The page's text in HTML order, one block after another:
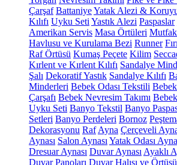
Çarşaf BattaniyeYatak Alezi &
Kılıfı Uyku Seti Yastık Alezi Paspaslar
Amerikan Servis Masa Örtüleri
Havlusu ve Kurulama Bezi Runner
Raf Örtüsü Kumaş Peçete Kilim
Kırlent ve Kırlent Kılıfı Sandalye
Şalı Dekoratif Yastık Sandalye Kılıfı
Minderleri Bebek Odası Tekstili
Çarşafı Bebek Nevresim Takımı
Uyku Seti Banyo Tekstil Banyo
Setleri Banyo Perdeleri Bornoz
Dekorasyonu Raf Ayna Çerçeveli
Aynası Salon Aynası Yatak Odası
Dresuar Aynası Duvar Aynası Ayaklı
Duvar Panoları Duvar Halısı ve Örtüsü